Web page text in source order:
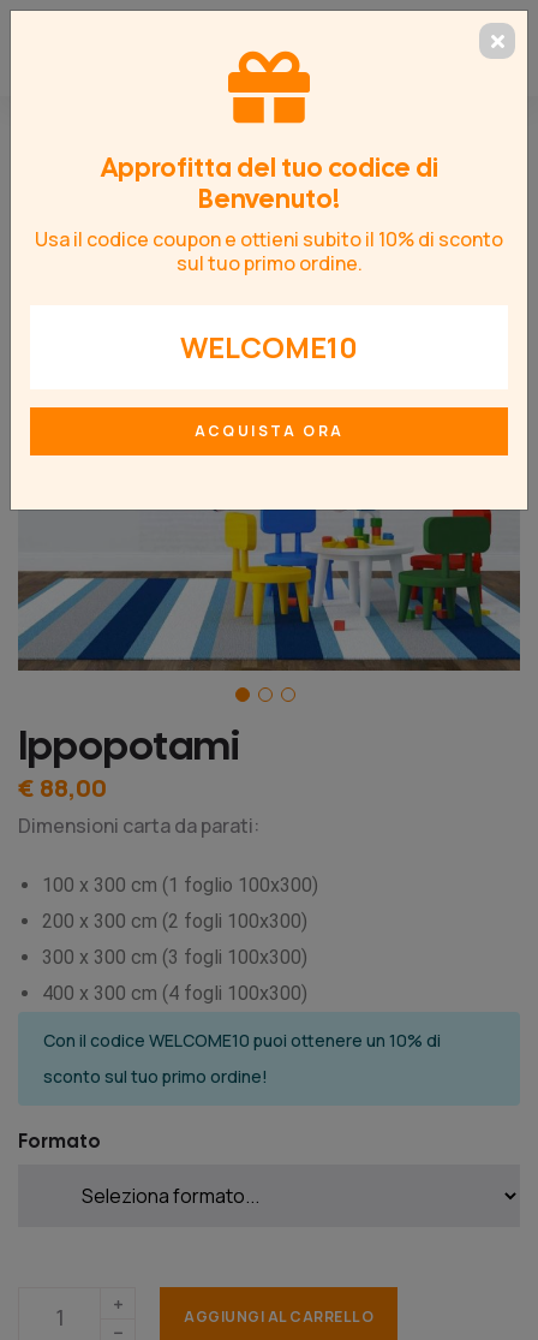
> Ippopotami
Ippopotami
€ 88,00
Dimensioni carta da parati:
100 x 300 cm (1 foglio 100x300)
200 x 300 cm (2 fogli 100x300)
300 x 300 cm (3 fogli 100x300)
400 x 300 cm (4 fogli 100x300)
Con il codice WELCOME10 puoi ottenere un 10% di
sconto sul tuo primo ordine!
Formato
AGGIUNGI AL CARRELLO
Approfitta del tuo codice di
Benvenuto!
Usa il codice coupon e ottieni subito il 10% di sconto
sul tuo primo ordine.
WELCOME10
ACQUISTA ORA